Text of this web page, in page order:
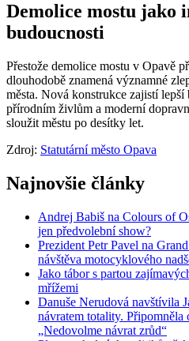
Demolice mostu jako
budoucnosti
Přestože demolice mostu v Opavě
dlouhodobě znamená významné
města. Nová konstrukce zajistí
přírodním živlům a moderní
sloužit městu po desítky let.
Zdroj: Statutární město Opava
Najnovšie články
Andrej Babiš na Colours of
jen předvolební show?
Prezident Petr Pavel na
návštěva motocyklového
Jako tábor s partou
mřížemi
Danuše Nerudová navštívila
návratem totality.
„Nedovolme návrat zrůd“